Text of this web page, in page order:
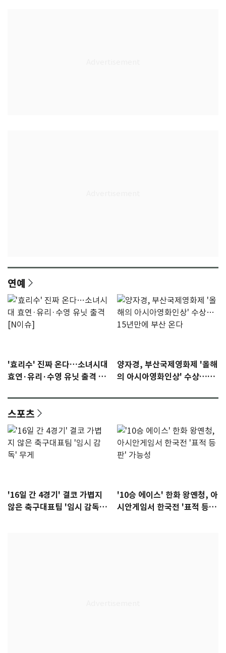
연예
'효리수' 진짜 온다…소녀시대
효연·유리·수영 유닛 출격 [N
양자경, 부산국제영화제 '올해
의 아시아영화인상' 수상…15
스포츠
'16일 간 4경기' 결코 가볍지
않은 축구대표팀 '임시 감독'
'10승 에이스' 한화 왕옌청, 아
시안게임서 한국전 '표적 등